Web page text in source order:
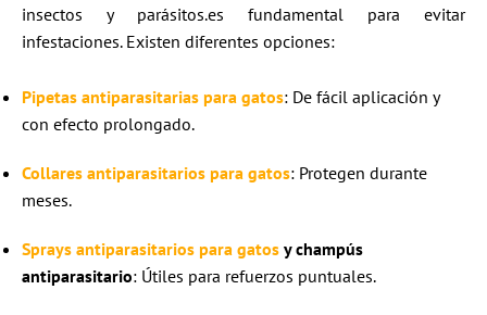
insectos y parásitos.es fundamental para evitar
infestaciones. Existen diferentes opciones:
Pipetas antiparasitarias para gatos: De fácil aplicación y
con efecto prolongado.
Collares antiparasitarios para gatos: Protegen durante
meses.
Sprays antiparasitarios para gatos y champús
antiparasitario: Útiles para refuerzos puntuales.